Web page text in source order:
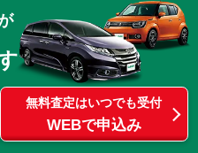
無料査定はいつでも受付
WEBで申込み